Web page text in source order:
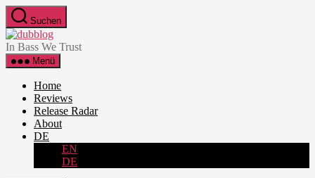
Zum
Inhalt
springen
Suchen
dubblog
In Bass We Trust
Menü
Home
Reviews
Release Radar
About
DE
EN
DE